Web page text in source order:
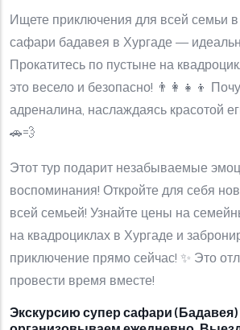
Ищете приключения для всей семьи
сафари бадавея в Хургаде —
Прокатитесь по пустыне на
это весело и безопасно! 👨‍👩‍👧‍👦
адреналина, наслаждаясь красотой
🚗💨
Этот тур подарит незабываемые
воспоминания! Откройте для себя
всей семьей! Узнайте цены на
на квадроциклах в Хургаде и
приключение прямо сейчас! ✨ Это
провести время вместе!
Экскурсию супер сафари